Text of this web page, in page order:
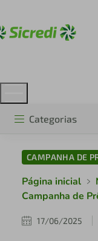
Categorias
CAMPANHA DE
Página inicial
Campanha de
17/06/2025